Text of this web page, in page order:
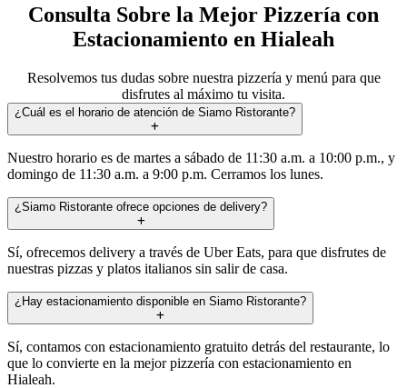
Consulta Sobre la Mejor Pizzería con
Estacionamiento en Hialeah
Resolvemos tus dudas sobre nuestra pizzería y menú para que
disfrutes al máximo tu visita.
¿Cuál es el horario de atención de Siamo Ristorante?
Nuestro horario es de martes a sábado de 11:30 a.m. a 10:00 p.m., y
domingo de 11:30 a.m. a 9:00 p.m. Cerramos los lunes.
¿Siamo Ristorante ofrece opciones de delivery?
Sí, ofrecemos delivery a través de Uber Eats, para que disfrutes de
nuestras pizzas y platos italianos sin salir de casa.
¿Hay estacionamiento disponible en Siamo Ristorante?
Sí, contamos con estacionamiento gratuito detrás del restaurante, lo
que lo convierte en la mejor pizzería con estacionamiento en
Hialeah.